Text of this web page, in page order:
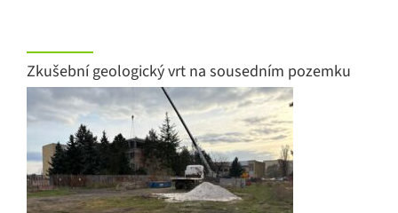
Zkušební geologický vrt na sousedním pozemku